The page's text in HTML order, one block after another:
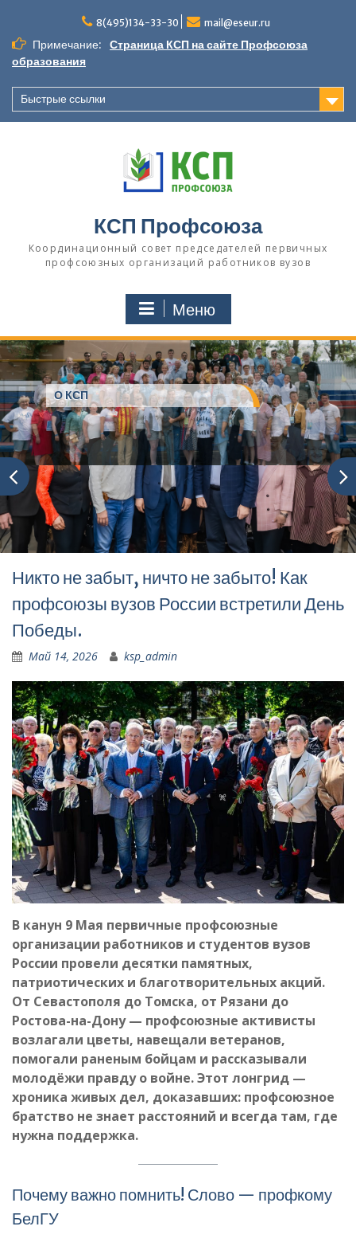
к
8(495)134-33-30 mail@eseur.ru
Примечание:
Страница КСП на сайте Профсоюза
образования
Быстрые ссылки
КСП Профсоюза
Координационный совет председателей первичных
профсоюзных организаций работников вузов
Меню
Президиум КСП Профсоюза
Никто не забыт, ничто не забыто! Как
профсоюзы вузов России встретили День
Победы.
Май 14, 2026 ksp_admin
В канун 9 Мая первичные профсоюзные
организации работников и студентов вузов
России провели десятки памятных,
патриотических и благотворительных акций.
От Севастополя до Томска, от Рязани до
Ростова-на-Дону — профсоюзные активисты
возлагали цветы, навещали ветеранов,
помогали раненым бойцам и рассказывали
молодёжи правду о войне. Этот лонгрид —
хроника живых дел, доказавших: профсоюзное
братство не знает расстояний и всегда там, где
нужна поддержка.
Почему важно помнить! Слово — профкому
БелГУ